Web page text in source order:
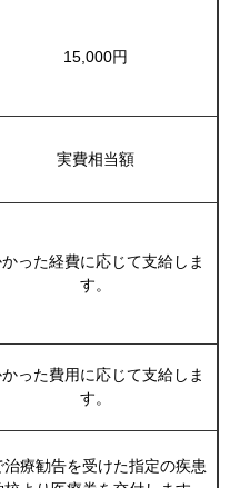
15,000円
実費相当額
った経費に応じて支給しま
す。
った費用に応じて支給しま
す。
療勧告を受けた指定の疾患